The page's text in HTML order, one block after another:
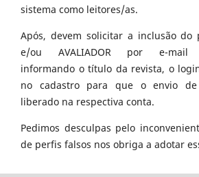
sistema como leitores/as.
Após, devem solicitar a inclusão do
e/ou AVALIADOR por e-mail
informando o título da revista, o
no cadastro para que o envio de
liberado na respectiva conta.
Pedimos desculpas pelo
de perfis falsos nos obriga a adotar